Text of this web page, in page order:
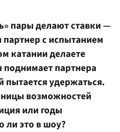
пары делают ставки —
с испытанием
катании делаете
партнера
пытается удержаться.
возможностей
или годы
ли это в шоу?